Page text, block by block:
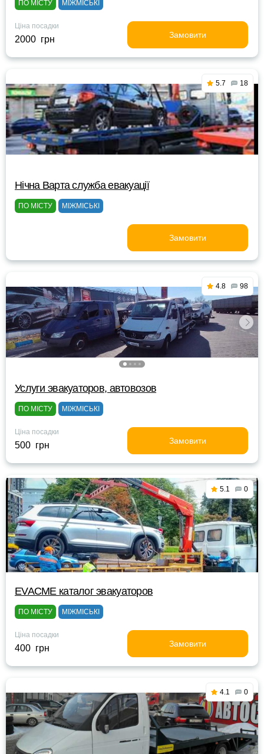
ПО МІСТУ МІЖМІСЬКІ
Ціна посадки
2000 грн Замовити
5.7 18
Нічна Варта служба евакуації
ПО МІСТУ МІЖМІСЬКІ
Замовити
4.8 98
Услуги эвакуаторов, автовозов
ПО МІСТУ МІЖМІСЬКІ
Ціна посадки
500 грн Замовити
5.1 0
EVACME каталог эвакуаторов
ПО МІСТУ МІЖМІСЬКІ
Ціна посадки
400 грн Замовити
4.1 0